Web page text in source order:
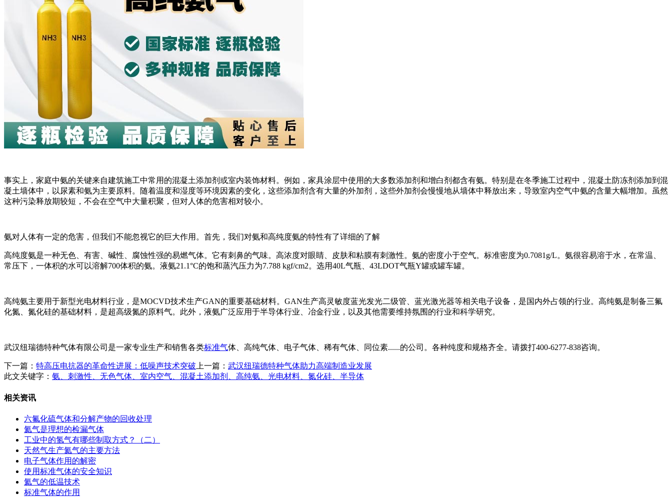
事实上，家庭中氨的关键来自建筑施工中常用的混凝土添加剂或室内装饰材料。例如，家具涂层中使用的大多数添加剂和增白剂都含有氨。特别是在冬季施工过程中，混凝土防冻剂添加到混
凝土墙体中，以尿素和氨为主要原料。随着温度和湿度等环境因素的变化，这些添加剂含有大量的外加剂，这些外加剂会慢慢地从墙体中释放出来，导致室内空气中氨的含量大幅增加。虽然
这种污染释放期较短，不会在空气中大量积聚，但对人体的危害相对较小。
氨对人体有一定的危害，但我们不能忽视它的巨大作用。首先，我们对氨和高纯度氨的特性有了详细的了解
高纯度氨是一种无色、有害、碱性、腐蚀性强的易燃气体。它有刺鼻的气味。高浓度对眼睛、皮肤和粘膜有刺激性。氨的密度小于空气。标准密度为0.7081g/L。氨很容易溶于水，在常温、
常压下，一体积的水可以溶解700体积的氨。液氨21.1°C的饱和蒸汽压力为7.788 kgf/cm2。选用40L气瓶、43LDOT气瓶Y罐或罐车罐。
高纯氨主要用于新型光电材料行业，是MOCVD技术生产GAN的重要基础材料。GAN生产高灵敏度蓝光发光二级管、蓝光激光器等相关电子设备，是国内外占领的行业。高纯氨是制备三氟
化氮、氮化硅的基础材料，是超高级氮的原料气。此外，液氨广泛应用于半导体行业、冶金行业，以及其他需要维持氛围的行业和科学研究。
武汉纽瑞德特种气体有限公司是一家专业生产和销售各类标准气体、高纯气体、电子气体、稀有气体、同位素......的公司。各种纯度和规格齐全。请拨打400-6277-838咨询。
下一篇： 特高压电抗器的革命性进展：低噪声技术突破 上一篇： 武汉纽瑞德特种气体助力高端制造业发展
此文关键字： 氨、刺激性、无色气体、室内空气、混凝土添加剂、高纯氨、光电材料、氮化硅、半导体
相关资讯
六氟化硫气体和分解产物的回收处理
氦气是理想的检漏气体
工业中的氢气有哪些制取方式？（二）
天然气生产氦气的主要方法
电子气体作用的解密
使用标准气体的安全知识
氦气的低温技术
标准气体的作用